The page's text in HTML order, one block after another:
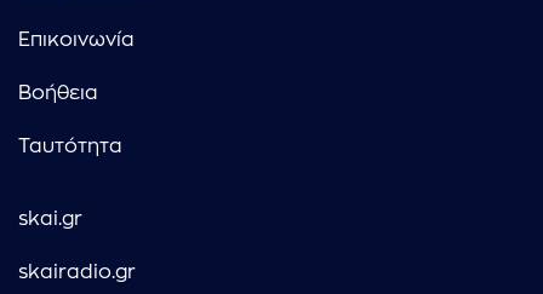
Επικοινωνία
Βοήθεια
Ταυτότητα
skai.gr
skairadio.gr